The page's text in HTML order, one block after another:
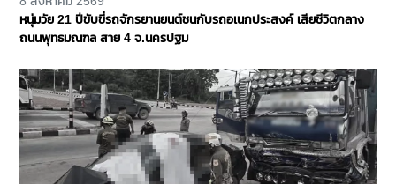
หนุ่มวัย 21 ปีขับขี่รถจักรยานยนต์ชนกับรถอเนกประสงค์ เสียชีวิตกลาง
ถนนพุทธมณฑล สาย 4 จ.นครปฐม